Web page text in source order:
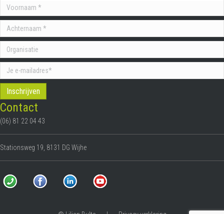
Contact
(06) 81 22 04 43
Stationsweg 19, 8131 DG Wijhe